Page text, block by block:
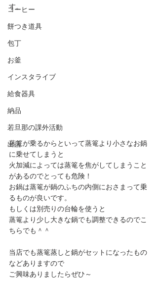
コーヒー
餅つき道具
包丁
お釜
インスタライブ
給食器具
納品
若旦那の課外活動
出店
す。
蒸篭が乗るからといって蒸篭より小さなお鍋
に乗せてしまうと
火加減によっては蒸篭を焦がしてしまうこと
があるのでとっても危険！
お鍋は蒸篭が鍋のふちの内側におさまって乗
るものが良いです。
もしくは別売りの台輪を使うと
蒸篭より少し大きな鍋でも調整できるのでこ
ちらでも＾＾
当店でも蒸篭蒸しと鍋がセットになったもの
などありますので
ご興味ありましたらぜひ～